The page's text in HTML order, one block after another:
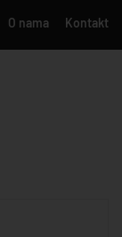
O nama Kontakt